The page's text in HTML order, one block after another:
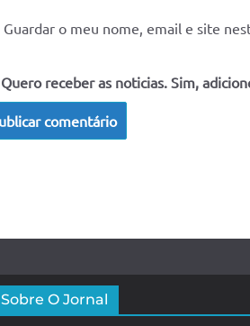
Guardar o meu nome, email e site
Quero receber as noticias. Sim,
Sobre O Jornal